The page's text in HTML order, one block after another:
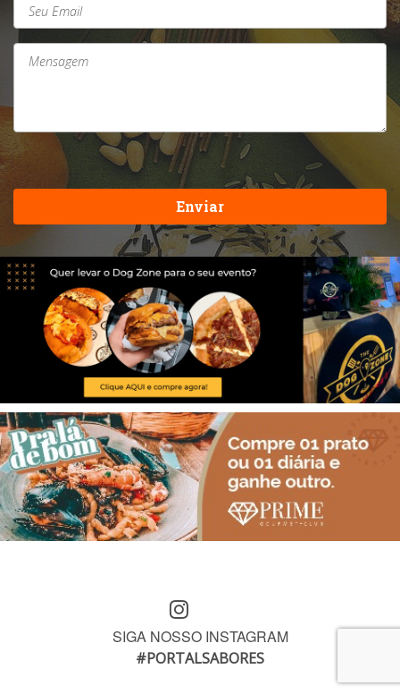
Enviar
SIGA NOSSO INSTAGRAM
#PORTALSABORES